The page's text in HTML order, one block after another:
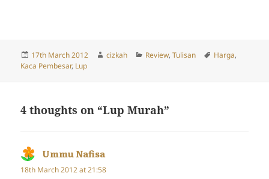
Posted
on
17th March 2012 Author
cizkah Categories
Review,Tulisan Tags
Harga,
Kaca Pembesar, Lup
4 thoughts on “Lup Murah”
Ummu Nafisasays:
18th March 2012 at 21:58